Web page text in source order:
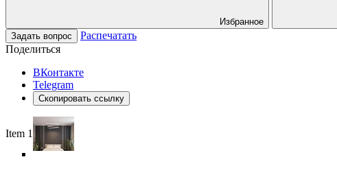
Избранное
Задать вопрос
Распечатать
Поделиться
ВКонтакте
Telegram
Скопировать ссылку
Item 1 of 6